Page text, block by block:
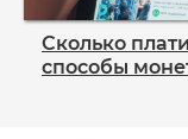
Сколько
способы